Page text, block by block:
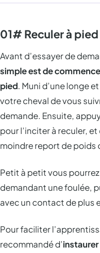
01# Reculer à pied
Avant d’essayer de
simple est de
pied. Muni d’une longe
votre cheval de vous
demande. Ensuite,
pour l’inciter à reculer,
moindre report de poids
Petit à petit vous
demandant une foulée,
avec un contact de plus
Pour faciliter
recommandé d’